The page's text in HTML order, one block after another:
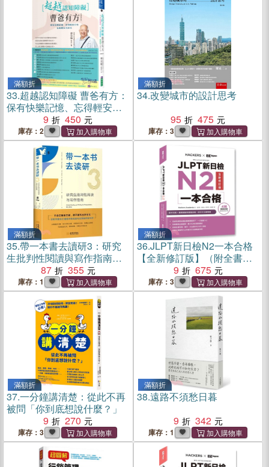
滿額折
33.超越認知障礙 曹爸有方：
保有快樂記憶、忘得輕安自
在，有尊嚴安老終老【暢銷
增訂版】
9 450
庫存：2
滿額折
34.改變城市的設計思考
95
475
庫存：3
滿額折
35.帶一本書去讀研3：研究
生批判性閱讀與寫作指南
（簡體書）
87 355
庫存：1
滿額折
36.JLPT新日檢N2一本合格
【全新修訂版】（附全書音
檔MP3＋模擬試題暨詳解4回
＋單字文法記憶小冊）
9 675
庫存：3
滿額折
37.一分鐘講清楚：從此不再
被問「你到底想說什麼？」
9
270
庫存：3
滿額折
38.遠路不須愁日暮
9
342
庫存：1